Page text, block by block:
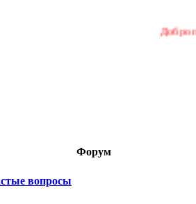
Добро
Форум
вопросы